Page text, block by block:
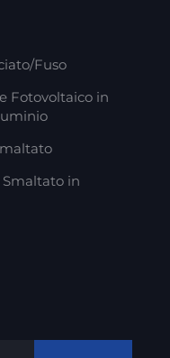
Fuso
Fotovoltaico in
in